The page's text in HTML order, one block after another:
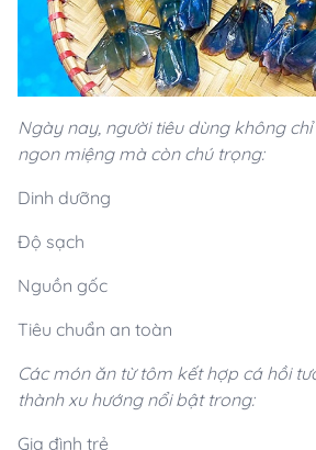
Ngày nay, người tiêu dùng không
ngon miệng mà còn chú trọng:
Dinh dưỡng
Độ sạch
Nguồn gốc
Tiêu chuẩn an toàn
Các món ăn từ tôm kết hợp cá hồi
thành xu hướng nổi bật trong:
Gia đình trẻ